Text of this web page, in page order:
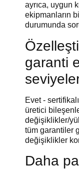
ayrıca, uygun
ekipmanların
durumunda
garanti
Evet -
üretici
değişiklikler/
tüm garantiler
değişiklikler
Daha